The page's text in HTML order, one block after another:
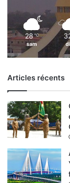
28 ℃
sam
Articles récents